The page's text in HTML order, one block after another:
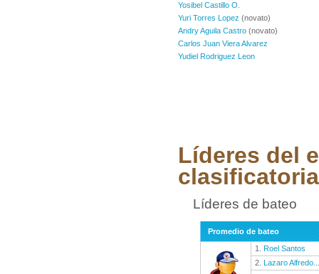
Yosibel Castillo O.
Yuri Torres Lopez (novato)
Andry Aguila Castro (novato)
Carlos Juan Viera Alvarez
Yudiel Rodriguez Leon
Líderes del
clasificatoria
Líderes de bateo
Promedio de bateo
1. Roel Santos
2. Lazaro Alfredo...